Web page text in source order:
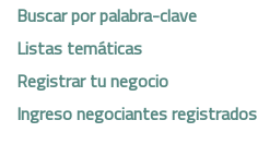
Buscar por palabra-clave
Listas temáticas
Registrar tu negocio
Ingreso negociantes registrados